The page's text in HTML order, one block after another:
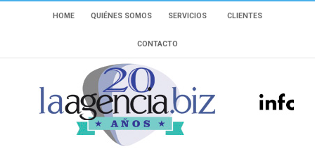
HOME QUIÉNES SOMOS SERVICIOS CLIENTES
CONTACTO